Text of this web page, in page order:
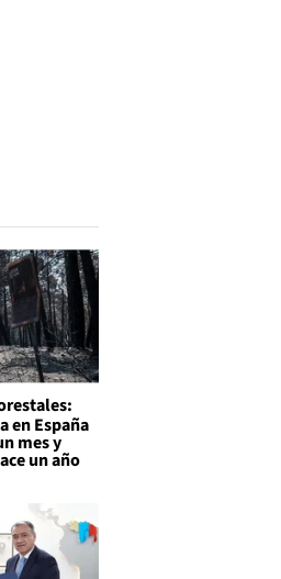
en España
mes y
un año